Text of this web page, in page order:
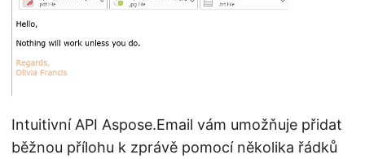
Intuitivní API Aspose.Email vám umožňuje přidat
běžnou přílohu k zprávě pomocí několika řádků